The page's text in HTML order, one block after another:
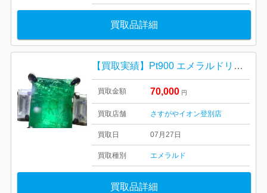
買取品詳細
【買取実績】Pt900 エメラルドリング 1ct メレダイヤ0.4ctを高価買取｜イオン登別店
買取金額 70,000 円
買取店舗 さすがやイオン登別店
買取日 07月27日
買取種別 エメラルド
買取品詳細